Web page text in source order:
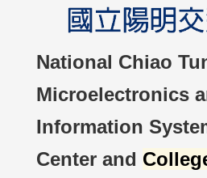
National Chiao
Microelectronics
Information
Center and